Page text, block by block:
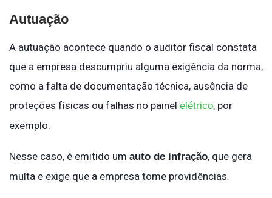
Autuação
A autuação acontece quando o auditor fiscal constata
que a empresa descumpriu alguma exigência da norma,
como a falta de documentação técnica, ausência de
proteções físicas ou falhas no painel elétrico, por
exemplo.
Nesse caso, é emitido um auto de infração, que gera
multa e exige que a empresa tome providências.